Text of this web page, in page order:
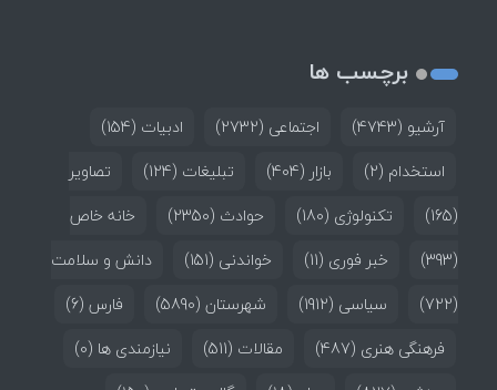
برچسب ها
آرشیو (4743) اجتماعی (2732) ادبیات (154)
استخدام (2) بازار (404) تبلیغات (124)
تصاویر
(165)
تکنولوژی (180) حوادث (2350)
خانه خاص
(393)
خبر فوری (11) خواندنی (151)
دانش و سلامت
(722)
سیاسی (1912) شهرستان (5890) فارس (6)
فرهنگی هنری (487) مقالات (511) نیازمندی ها (0)